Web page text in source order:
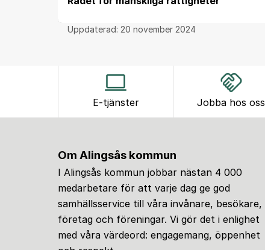
Uppdaterad: 20 november 2024
E-tjänster Jobba hos oss
Om Alingsås kommun
I Alingsås kommun jobbar nästan 4 000
medarbetare för att varje dag ge god
samhällsservice till våra invånare, besökare,
företag och föreningar. Vi gör det i enlighet
med våra värdeord: engagemang, öppenhet